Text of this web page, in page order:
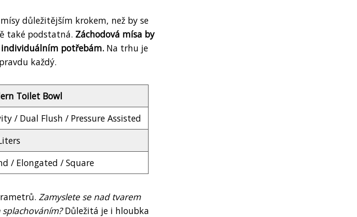
důležitějším krokem, než by se
také podstatná. Záchodová mísa by
potřebám. Na trhu je
každý.
Toilet Bowl
/ Dual Flush / Pressure Assisted
/ Elongated / Square
Zamyslete se nad tvarem
Důležitá je i hloubka